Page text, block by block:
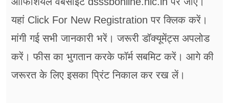
यहां Click For New Registration पर क्लिक करें।
मांगी गई सभी जानकारी भरें। जरूरी डॉक्यूमेंट्स अपलोड
करें। फीस का भुगतान करके फॉर्म सबमिट करें। आगे की
जरूरत के लिए इसका प्रिंट निकाल कर रख लें।